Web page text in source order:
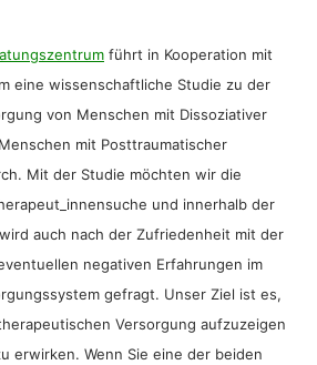
führt in Kooperation mit
eine wissenschaftliche Studie zu der
von Menschen mit Dissoziativer
mit Posttraumatischer
Mit der Studie möchten wir die
und innerhalb der
auch nach der Zufriedenheit mit der
negativen Erfahrungen im
gefragt. Unser Ziel ist es,
Versorgung aufzuzeigen
erwirken. Wenn Sie eine der beiden